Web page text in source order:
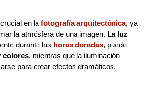
en la fotografía arquitectónica, ya
la atmósfera de una imagen. La luz
durante las horas doradas, puede
colores, mientras que la iluminación
para crear efectos dramáticos.